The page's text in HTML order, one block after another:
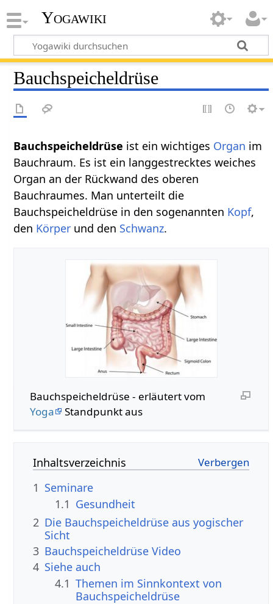
Yogawiki
Bauchspeicheldrüse
Bauchspeicheldrüse ist ein wichtiges Organ im
Bauchraum. Es ist ein langgestrecktes weiches
Organ an der Rückwand des oberen
Bauchraumes. Man unterteilt die
Bauchspeicheldrüse in den sogenannten Kopf,
den Körper und den Schwanz.
Bauchspeicheldrüse - erläutert vom
Yoga
Standpunkt aus
Inhaltsverzeichnis
1 Seminare
1.1 Gesundheit
2 Die Bauchspeicheldrüse aus yogischer
Sicht
3 Bauchspeicheldrüse Video
4 Siehe auch
4.1 Themen im Sinnkontext von
Bauchspeicheldrüse